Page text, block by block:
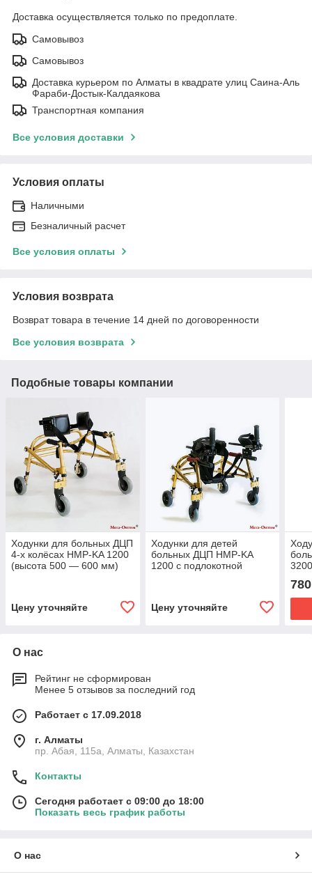
Доставка осуществляется только по предоплате.
Самовывоз
Самовывоз
Доставка курьером по Алматы в квадрате улиц Саина-Аль
Фараби-Достык-Калдаякова
Транспортная компания
Все условия доставки
Условия оплаты
Наличными
Безналичный расчет
Все условия оплаты
Условия возврата
Возврат товара в течение 14 дней по договоренности
Все условия возврата
Подобные товары компании
Ходунки для больных ДЦП
4-х колёсах HMP-KA 1200
(высота 500 — 600 мм)
Цену уточняйте
Ходунки для детей
больных ДЦП HMP-KA
1200 с подлокотной
Цену уточняйте
О нас
Рейтинг не сформирован
Менее 5 отзывов за последний год
Работает с 17.09.2018
г. Алматы
пр. Абая, 115а, Алматы, Казахстан
Контакты
Сегодня работает с 09:00 до 18:00
Показать весь график работы
О нас